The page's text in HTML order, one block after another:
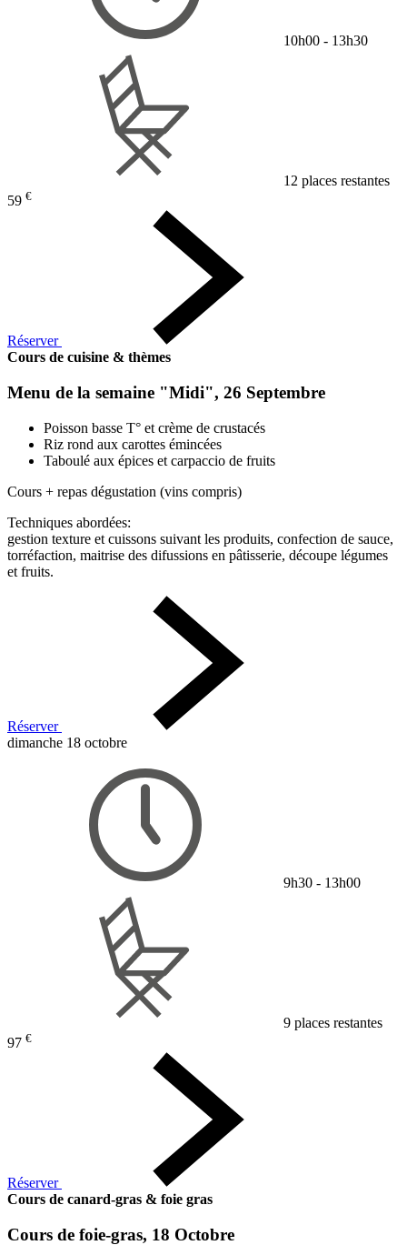
10h00 - 13h30
12 places restantes
59 €
Réserver
Cours de cuisine & thèmes
Menu de la semaine "Midi", 26 Septembre
Poisson basse T° et crème de crustacés
Riz rond aux carottes émincées
Taboulé aux épices et carpaccio de fruits
Cours + repas dégustation (vins compris)
Techniques abordées:
gestion texture et cuissons suivant les produits, confection de sauce,
torréfaction, maitrise des difussions en pâtisserie, découpe légumes
et fruits.
Réserver
dimanche 18 octobre
9h30 - 13h00
9 places restantes
97 €
Réserver
Cours de canard-gras & foie gras
Cours de foie-gras, 18 Octobre